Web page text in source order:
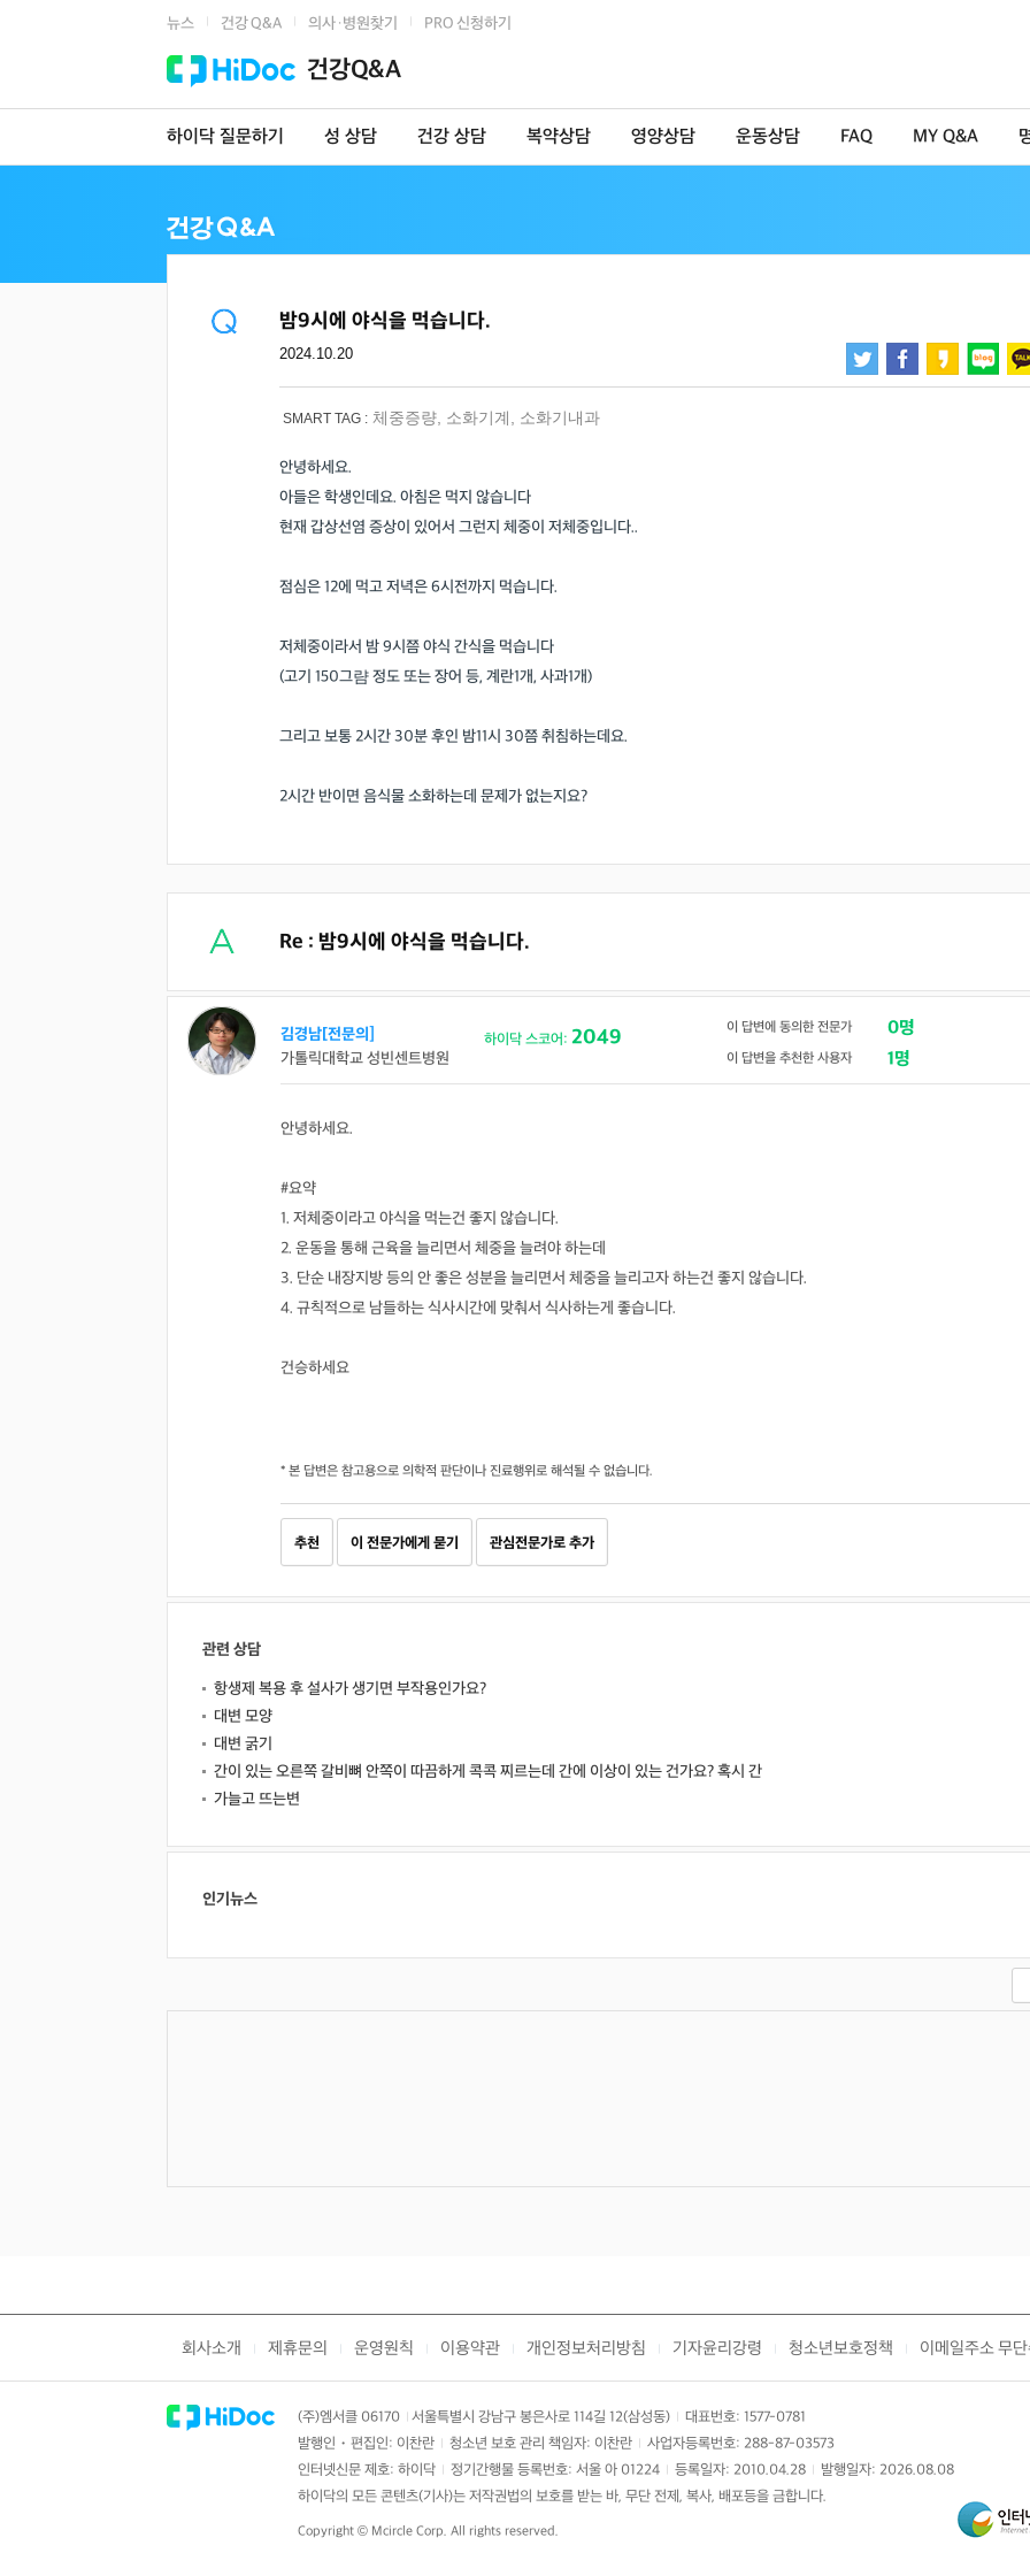
뉴스 건강 Q&A 의사·병원찾기 PRO 신청하기
건강Q&A
하이닥 질문하기 성 상담 건강 상담 복약상담 영양상담 운동상담 FAQ MY Q&A
밤9시에 야식을 먹습니다.
2024.10.20
SMART TAG : 체중증량 소화기계 소화기내과
안녕하세요.
아들은 학생인데요. 아침은 먹지 않습니다
현재 갑상선염 증상이 있어서 그런지 체중이 저체중입니다..
점심은 12에 먹고 저녁은 6시전까지 먹습니다.
저체중이라서 밤 9시쯤 야식 간식을 먹습니다
(고기 150그럄 정도 또는 장어 등, 계란1개, 사과1개)
그리고 보통 2시간 30분 후인 밤11시 30쯤 취침하는데요.
2시간 반이면 음식물 소화하는데 문제가 없는지요?
Re : 밤9시에 야식을 먹습니다.
김경남[전문의]
가톨릭대학교 성빈센트병원
하이닥 스코어: 2049 이 답변에 동의한 전문가 0명
이 답변을 추천한 사용자 1명
안녕하세요.
#요약
1. 저체중이라고 야식을 먹는건 좋지 않습니다.
2. 운동을 통해 근육을 늘리면서 체중을 늘려야 하는데
3. 단순 내장지방 등의 안 좋은 성분을 늘리면서 체중을 늘리고자 하는건 좋지 않습니다.
4. 규칙적으로 남들하는 식사시간에 맞춰서 식사하는게 좋습니다.
건승하세요
* 본 답변은 참고용으로 의학적 판단이나 진료행위로 해석될 수 없습니다.
추천 이 전문가에게 묻기 관심전문가로 추가
관련 상담
항생제 복용 후 설사가 생기면 부작용인가요?
대변 모양
대변 굵기
간이 있는 오른쪽 갈비뼈 안쪽이 따끔하게 콕콕 찌르는데 간에 이상이 있는 건가요? 혹시 간
가늘고 뜨는변
인기뉴스
회사소개 제휴문의 운영원칙 이용약관 개인정보처리방침 기자윤리강령 청소년보호정책 이메일주소 무
(주)엠서클 06170 서울특별시 강남구 봉은사로 114길 12(삼성동)
대표번호: 1577-0781
발행인・편집인: 이찬란
청소년 보호 관리 책임자: 이찬란
사업자등록번호: 288-87-03573
인터넷신문 제호: 하이닥
정기간행물 등록번호: 서울 아 01224 등록일자: 2010.04.28
발행일자: 2026.08.08
하이닥의 모든 콘텐츠(기사)는 저작권법의 보호를 받는 바, 무단 전제, 복사, 배포등을 금합니다.
Copyright © Mcircle Corp. All rights reserved.